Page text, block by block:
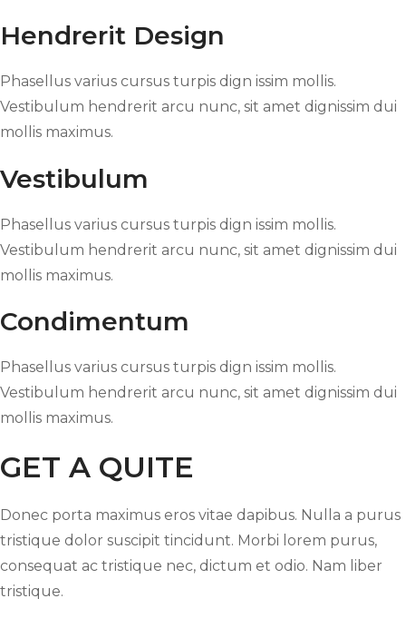
Hendrerit Design
Phasellus varius cursus turpis dign issim mollis.
Vestibulum hendrerit arcu nunc, sit amet dignissim dui
mollis maximus.
Vestibulum
Phasellus varius cursus turpis dign issim mollis.
Vestibulum hendrerit arcu nunc, sit amet dignissim dui
mollis maximus.
Condimentum
Phasellus varius cursus turpis dign issim mollis.
Vestibulum hendrerit arcu nunc, sit amet dignissim dui
mollis maximus.
GET A QUITE
Donec porta maximus eros vitae dapibus. Nulla a purus
tristique dolor suscipit tincidunt. Morbi lorem purus,
consequat ac tristique nec, dictum et odio. Nam liber
tristique.